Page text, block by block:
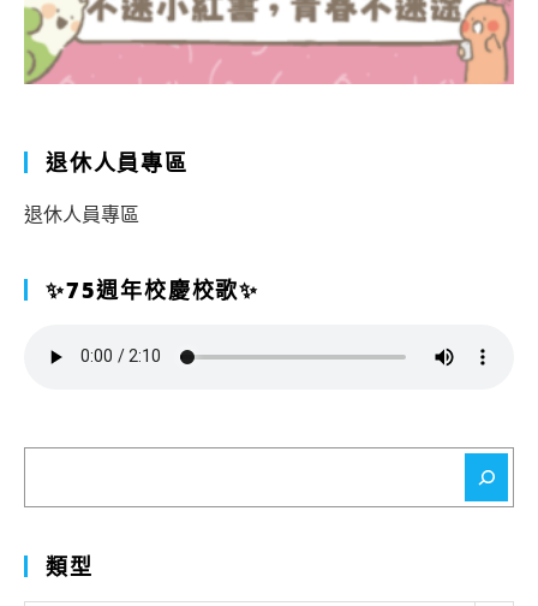
退休人員專區
退休人員專區
✨75週年校慶校歌✨
類型